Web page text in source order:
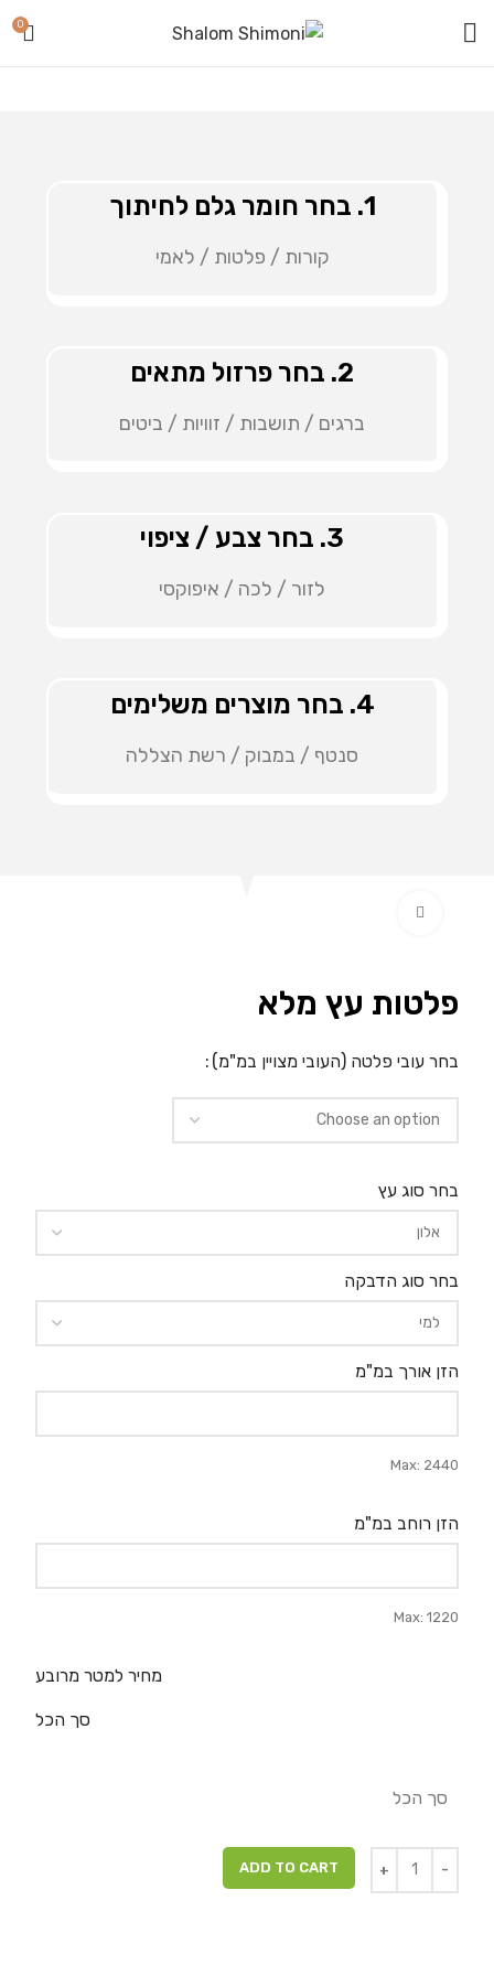
0
1. בחר חומר גלם לחיתוך
קורות / פלטות / לאמי
2. בחר פרזול מתאים
ברגים / תושבות / זוויות / ביטים
3. בחר צבע / ציפוי
לזור / לכה / איפוקסי
4. בחר מוצרים משלימים
סנטף / במבוק / רשת הצללה
פלטות עץ מלא
בחר עובי פלטה (העובי מצויין במ"מ)
בחר סוג עץ
בחר סוג הדבקה
הזן אורך במ"מ
Max: 2440
הזן רוחב במ"מ
Max: 1220
מחיר למטר מרובע
סך הכל
סך הכל
ADD TO CART